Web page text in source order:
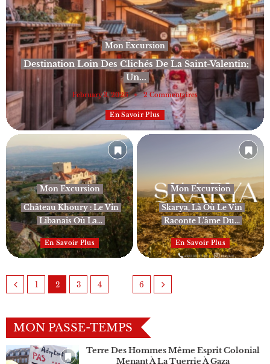
Mon Excursion
Destination Loin Des Clichés De La Saint-Valentin;
Un...
February 3, 2026 2 Commentaires
En Savoir Plus
Mon Excursion
Château Khoury : Le Vin
Libanais Où La...
En Savoir Plus
Mon Excursion
Skarya, Là Où Le Vin
Raconte L’âme Du...
En Savoir Plus
1 2 3 4 6
MON PASSE-TEMPS
Terre Des Hommes Même Esprit Colonial
Menant À La Tuerrie À Gaza